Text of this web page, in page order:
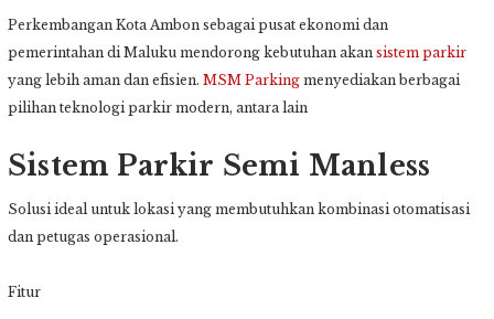
Perkembangan Kota Ambon sebagai pusat ekonomi dan
pemerintahan di Maluku mendorong kebutuhan akan sistem parkir
yang lebih aman dan efisien. MSM Parking menyediakan berbagai
pilihan teknologi parkir modern, antara lain
Sistem Parkir Semi Manless
Solusi ideal untuk lokasi yang membutuhkan kombinasi otomatisasi
dan petugas operasional.
Fitur